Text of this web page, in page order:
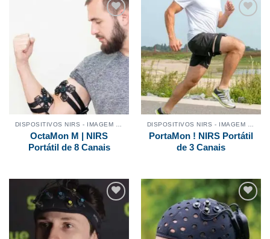
Adicionar
aos
meus
desejos
OctaMon M | NIRS
Portátil de 8 Canais
Adicionar
meus
desejos
PortaMon ! NIRS Portátil
de 3 Canais
Adicionar
aos
desejos
Adicionar
aos
meus
desejos